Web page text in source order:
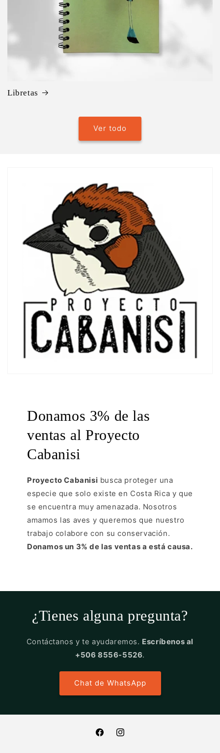
Libretas
Ver todo
Donamos 3% de las
ventas al Proyecto
Cabanisi
Proyecto Cabanisi busca proteger una
especie que solo existe en Costa Rica y que
se encuentra muy amenazada. Nosotros
amamos las aves y queremos que nuestro
trabajo colabore con su conservación.
Donamos un 3% de las ventas a está causa.
¿Tienes alguna pregunta?
Contáctanos y te ayudaremos. Escríbenos al
+506 8556-5526.
Chat de WhatsApp
FacebookInstagram